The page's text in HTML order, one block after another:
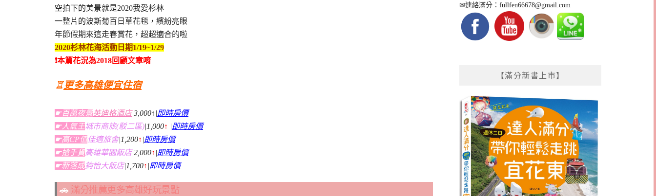
空拍下的美景就是2020我愛杉林
一整片的波斯菊百日草花毯，繽紛亮眼
年節假期來這走春賞花，超超適合的啦
2020杉林花海活動日期1/19~1/29
❗本篇花況為2018回顧文章唷
♖更多高雄便宜住宿
☛百萬夜景英迪格酒店|3,000↑|即時房價
☛人氣王城市商旅(駁二區)|1,000↑ |即時房價
☛高CP值佳適旅舍|1,200↑ |即時房價
☛搶手貨高雄華園飯店|2,000↑ |即時房價
☛新落成鈞怡大飯店|1,700↑ |即時房價
🚗 滿分推薦更多高雄好玩景點
✉連絡滿分：fullfen66678@gmail.com
【滿分新書上市】